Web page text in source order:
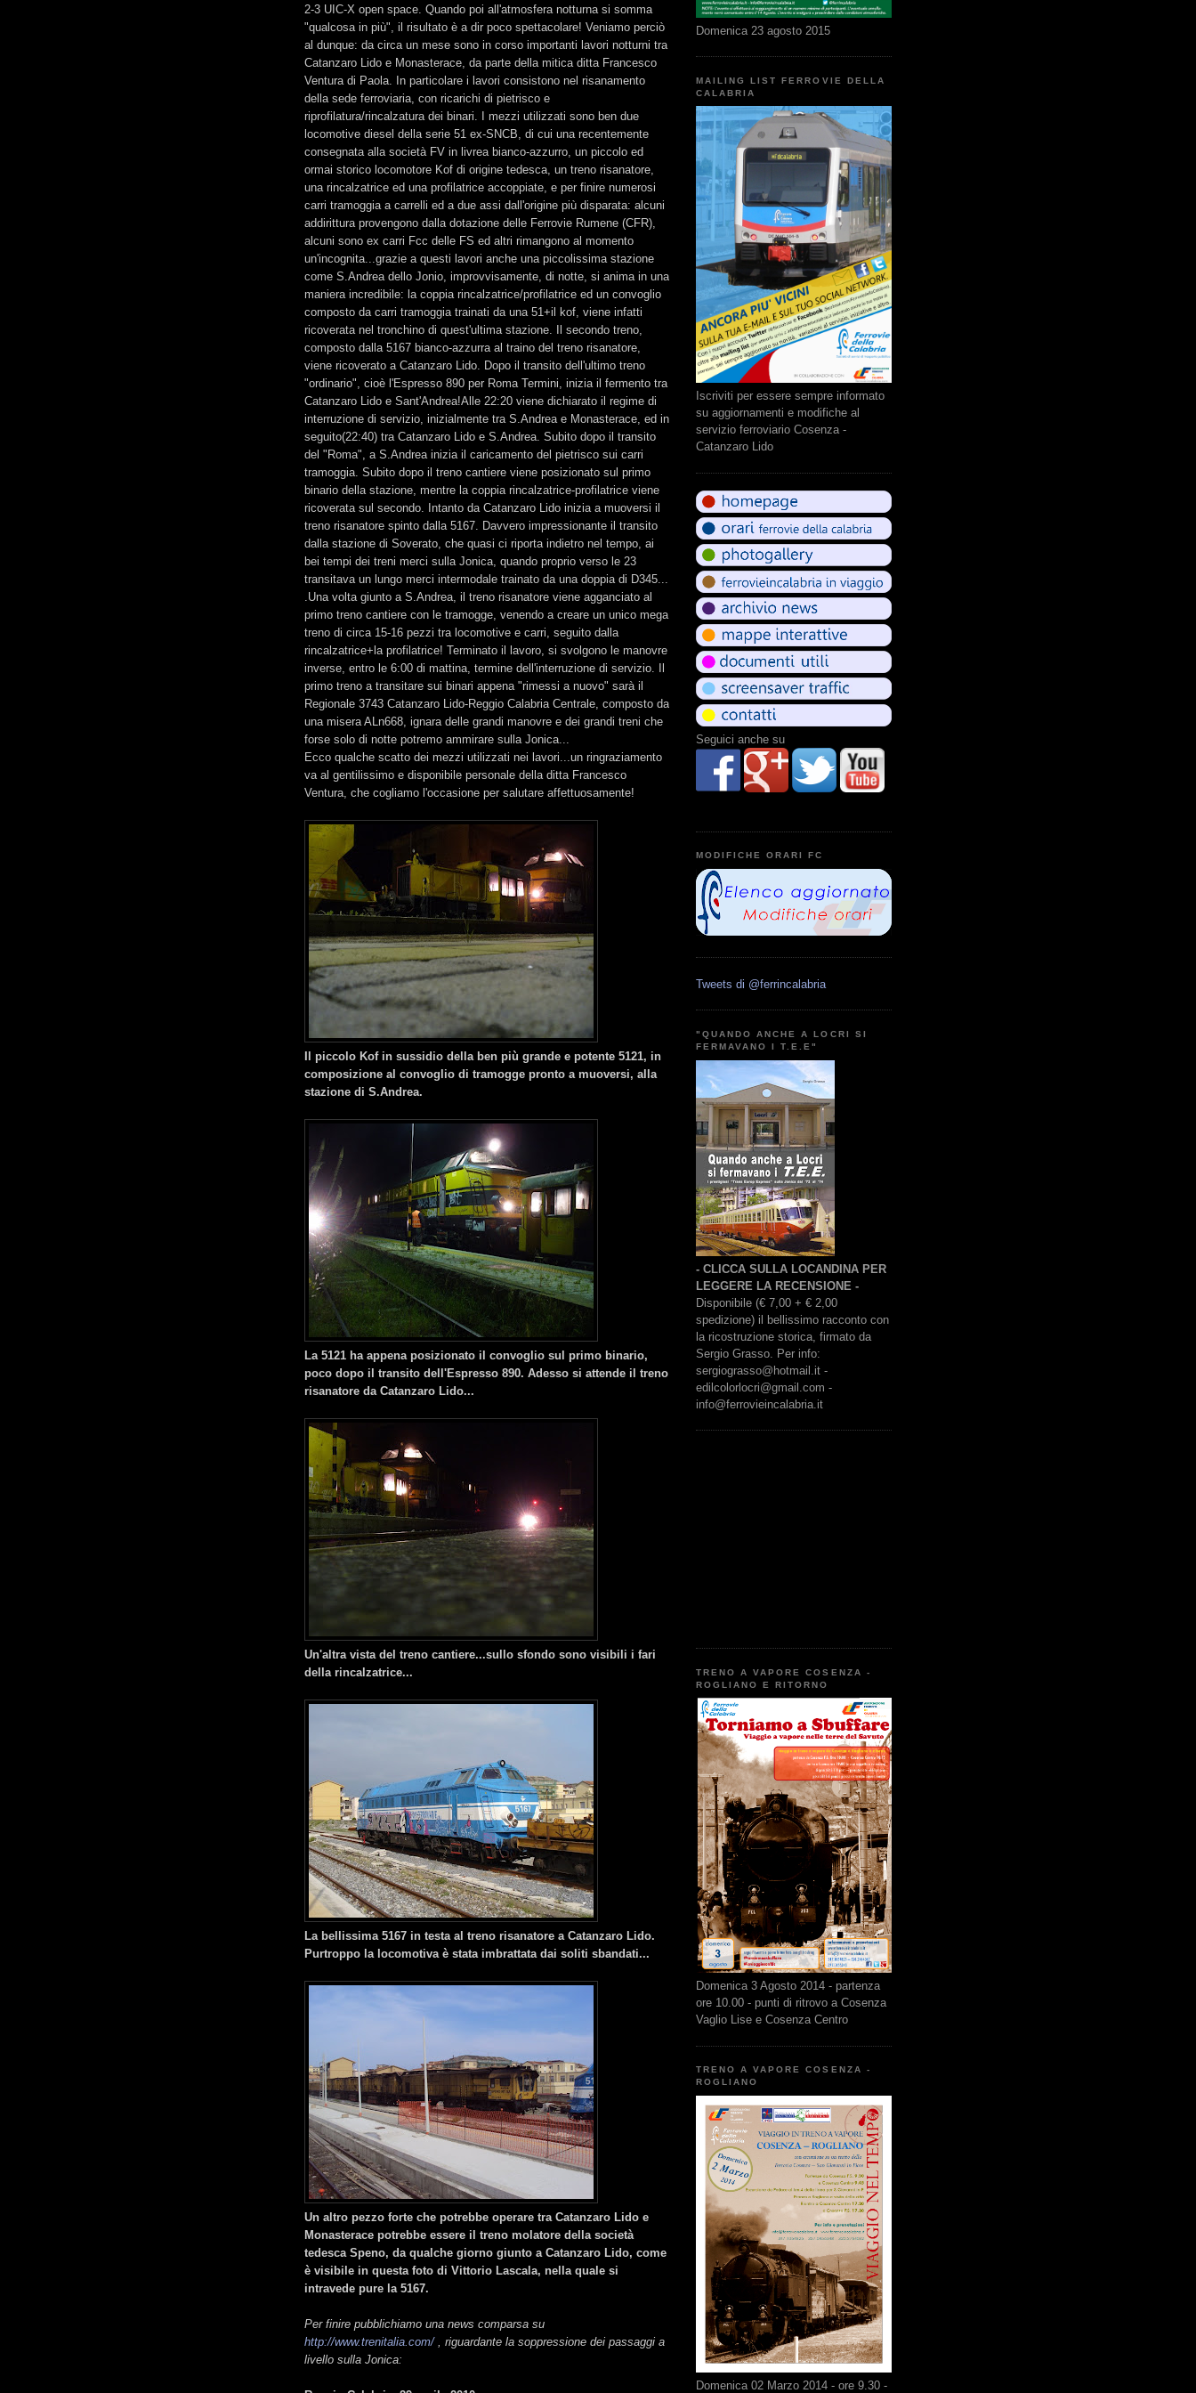
2-3 UIC-X open space. Quando poi all'atmosfera notturna si somma
"qualcosa in più", il risultato è a dir poco spettacolare! Veniamo perciò
al dunque: da circa un mese sono in corso importanti lavori notturni tra
Catanzaro Lido e Monasterace, da parte della mitica ditta Francesco
Ventura di Paola. In particolare i lavori consistono nel risanamento
della sede ferroviaria, con ricarichi di pietrisco e
riprofilatura/rincalzatura dei binari. I mezzi utilizzati sono ben due
locomotive diesel della serie 51 ex-SNCB, di cui una recentemente
consegnata alla società FV in livrea bianco-azzurro, un piccolo ed
ormai storico locomotore Kof di origine tedesca, un treno risanatore,
una rincalzatrice ed una profilatrice accoppiate, e per finire numerosi
carri tramoggia a carrelli ed a due assi dall'origine più disparata: alcuni
addirittura provengono dalla dotazione delle Ferrovie Rumene (CFR),
alcuni sono ex carri Fcc delle FS ed altri rimangono al momento
un'incognita...grazie a questi lavori anche una piccolissima stazione
come S.Andrea dello Jonio, improvvisamente, di notte, si anima in una
maniera incredibile: la coppia rincalzatrice/profilatrice ed un convoglio
composto da carri tramoggia trainati da una 51+il kof, viene infatti
ricoverata nel tronchino di quest'ultima stazione. Il secondo treno,
composto dalla 5167 bianco-azzurra al traino del treno risanatore,
viene ricoverato a Catanzaro Lido. Dopo il transito dell'ultimo treno
"ordinario", cioè l'Espresso 890 per Roma Termini, inizia il fermento tra
Catanzaro Lido e Sant'Andrea!Alle 22:20 viene dichiarato il regime di
interruzione di servizio, inizialmente tra S.Andrea e Monasterace, ed in
seguito(22:40) tra Catanzaro Lido e S.Andrea. Subito dopo il transito
del "Roma", a S.Andrea inizia il caricamento del pietrisco sui carri
tramoggia. Subito dopo il treno cantiere viene posizionato sul primo
binario della stazione, mentre la coppia rincalzatrice-profilatrice viene
ricoverata sul secondo. Intanto da Catanzaro Lido inizia a muoversi il
treno risanatore spinto dalla 5167. Davvero impressionante il transito
dalla stazione di Soverato, che quasi ci riporta indietro nel tempo, ai
bei tempi dei treni merci sulla Jonica, quando proprio verso le 23
transitava un lungo merci intermodale trainato da una doppia di D345...
.Una volta giunto a S.Andrea, il treno risanatore viene agganciato al
primo treno cantiere con le tramogge, venendo a creare un unico mega
treno di circa 15-16 pezzi tra locomotive e carri, seguito dalla
rincalzatrice+la profilatrice! Terminato il lavoro, si svolgono le manovre
inverse, entro le 6:00 di mattina, termine dell'interruzione di servizio. Il
primo treno a transitare sui binari appena "rimessi a nuovo" sarà il
Regionale 3743 Catanzaro Lido-Reggio Calabria Centrale, composto da
una misera ALn668, ignara delle grandi manovre e dei grandi treni che
forse solo di notte potremo ammirare sulla Jonica...
Ecco qualche scatto dei mezzi utilizzati nei lavori...un ringraziamento
va al gentilissimo e disponibile personale della ditta Francesco
Ventura, che cogliamo l'occasione per salutare affettuosamente!
Il piccolo Kof in sussidio della ben più grande e potente 5121, in
composizione al convoglio di tramogge pronto a muoversi, alla
stazione di S.Andrea.
La 5121 ha appena posizionato il convoglio sul primo binario,
poco dopo il transito dell'Espresso 890. Adesso si attende il treno
risanatore da Catanzaro Lido...
Un'altra vista del treno cantiere...sullo sfondo sono visibili i fari
della rincalzatrice...
La bellissima 5167 in testa al treno risanatore a Catanzaro Lido.
Purtroppo la locomotiva è stata imbrattata dai soliti sbandati...
Un altro pezzo forte che potrebbe operare tra Catanzaro Lido e
Monasterace potrebbe essere il treno molatore della società
tedesca Speno, da qualche giorno giunto a Catanzaro Lido, come
è visibile in questa foto di Vittorio Lascala, nella quale si
intravede pure la 5167.
Per finire pubblichiamo una news comparsa su
http://www.trenitalia.com/, riguardante la soppressione dei passaggi a
livello sulla Jonica:
Domenica 23 agosto 2015
MAILING LIST FERROVIE DELLA
CALABRIA
Iscriviti per essere sempre informato
su aggiornamenti e modifiche al
servizio ferroviario Cosenza -
Catanzaro Lido
Seguici anche su
MODIFICHE ORARI FC
Tweets di @ferrincalabria
"QUANDO ANCHE A LOCRI SI
FERMAVANO I T.E.E"
- CLICCA SULLA LOCANDINA PER
LEGGERE LA RECENSIONE -
Disponibile (€ 7,00 + € 2,00
spedizione) il bellissimo racconto con
la ricostruzione storica, firmato da
Sergio Grasso. Per info:
sergiograsso@hotmail.it -
edilcolorlocri@gmail.com -
info@ferrovieincalabria.it
TRENO A VAPORE COSENZA -
ROGLIANO E RITORNO
Domenica 3 Agosto 2014 - partenza
ore 10.00 - punti di ritrovo a Cosenza
Vaglio Lise e Cosenza Centro
TRENO A VAPORE COSENZA -
ROGLIANO
Domenica 02 Marzo 2014 - ore 9.30 -